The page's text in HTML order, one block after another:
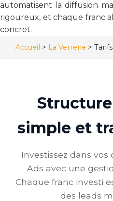
automatisent la diffusion
rigoureux, et chaque franc
concret.
Accueil > La Verrerie > Tarifs
simple et
Investissez dans
Ads avec une
Chaque franc investi
des leads